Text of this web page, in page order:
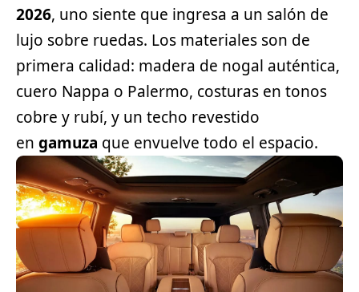
2026, uno siente que ingresa a un salón de
lujo sobre ruedas. Los materiales son de
primera calidad: madera de nogal auténtica,
cuero Nappa o Palermo, costuras en tonos
cobre y rubí, y un techo revestido
en gamuza que envuelve todo el espacio.